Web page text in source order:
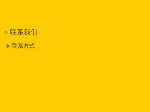
> 联系我们
联系方式